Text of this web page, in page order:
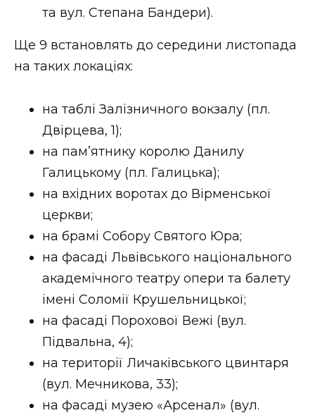
та вул. Степана Бандери).
Ще 9 встановлять до середини листопада
на таких локаціях:
на таблі Залізничного вокзалу (пл.
Двірцева, 1);
на памʼятнику королю Данилу
Галицькому (пл. Галицька);
на вхідних воротах до Вірменської
церкви;
на брамі Собору Святого Юра;
на фасаді Львівського національного
академічного театру опери та балету
імені Соломії Крушельницької;
на фасаді Порохової Вежі (вул.
Підвальна, 4);
на території Личаківського цвинтаря
(вул. Мечникова, 33);
на фасаді музею «Арсенал» (вул.